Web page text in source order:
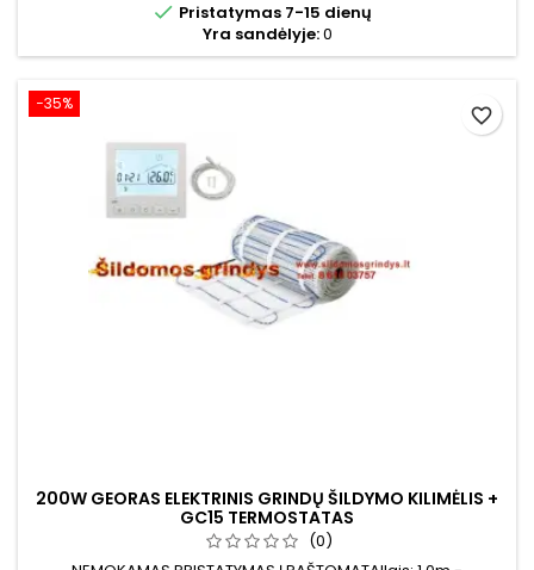
 Pristatymas 7-15 dienų
Yra sandėlyje:0
−35%
200W GEORAS ELEKTRINIS GRINDŲ ŠILDYMO KILIMĖLIS +
GC15 TERMOSTATAS
(0)
favorite_border